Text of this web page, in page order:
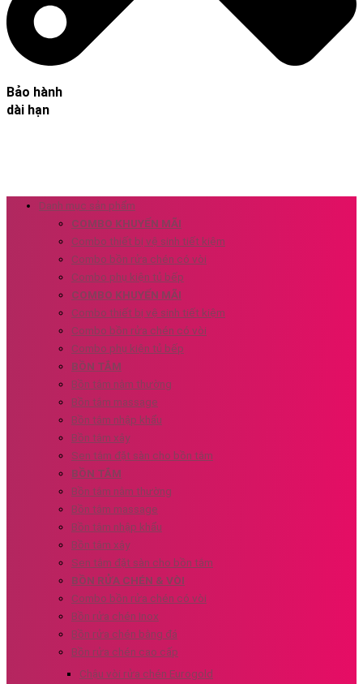
Bảo hành
dài hạn
Danh mục sản phẩm
COMBO KHUYẾN MÃI
Combo thiết bị vệ sinh tiết kiệm
Combo bồn rửa chén có vòi
Combo phụ kiện tủ bếp
COMBO KHUYẾN MÃI
Combo thiết bị vệ sinh tiết kiệm
Combo bồn rửa chén có vòi
Combo phụ kiện tủ bếp
BỒN TẮM
Bồn tắm nằm thường
Bồn tắm massage
Bồn tắm nhập khẩu
Bồn tắm xây
Sen tắm đặt sàn cho bồn tắm
BỒN TẮM
Bồn tắm nằm thường
Bồn tắm massage
Bồn tắm nhập khẩu
Bồn tắm xây
Sen tắm đặt sàn cho bồn tắm
BỒN RỬA CHÉN & VÒI
Combo bồn rửa chén có vòi
Bồn rửa chén Inox
Bồn rửa chén bằng đá
Bồn rửa chén cao cấp
Chậu vòi rửa chén Eurogold